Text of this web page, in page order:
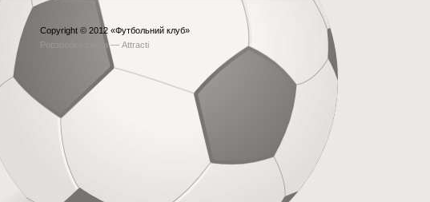
Copyright © 2012 «Футбольний клуб»
Рорзробка сайта — Attracti